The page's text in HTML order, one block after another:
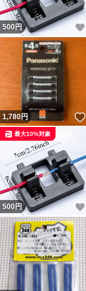
500 円
1,780円
500 円
最大10%対象